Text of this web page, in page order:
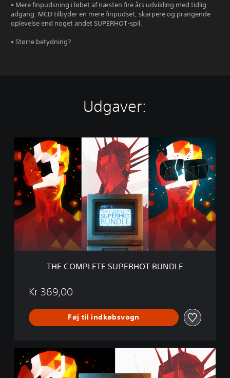
• Mere finpudsning i løbet af næsten fire års udvikling med tidlig
adgang. MCD tilbyder en mere finpudset, skarpere og prangende
oplevelse end noget andet SUPERHOT-spil.
• Større betydning?
Udgaver:
H
E
O
M
P
L
E
S
D
E
THE COMPLETE SUPERHOT BUNDLE
Kr 369,00
Føj til indkøbsvogn